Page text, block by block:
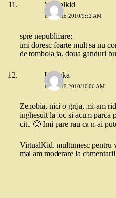
Virtualkid
11 IUNIE 2010/9:52 AM
spre nepublicare:
imi doresc foarte mult sa nu
de tombola ta. doua ganduri
Ionouka
11 IUNIE 2010/10:06 AM
Zenobia, nici o grija, mi-am
inghesuit la loc si acum parca
cit.. 🙂 Imi pare rau ca n-ai
VirtualKid, multumesc pentru
mai am moderare la